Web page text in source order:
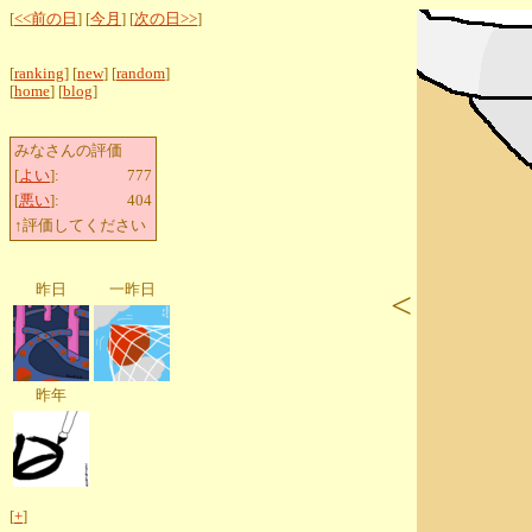
[<<前の日 ] [今月 ] [次の日>>]
[ranking] [new] [random]
[home] [blog]
みなさんの評価
[よい]:
777
[悪い]:
404
↑評価してください
昨日 一昨日
昨年
[+]
<